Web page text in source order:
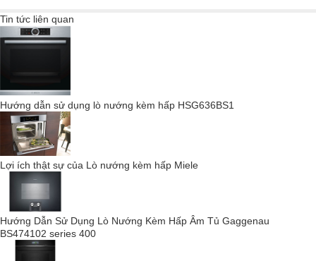
Tin tức liên quan
Hướng dẫn sử dụng lò nướng kèm hấp HSG636BS1
Lợi ích thật sự của Lò nướng kèm hấp Miele
Hướng Dẫn Sử Dụng Lò Nướng Kèm Hấp Âm Tủ Gaggenau
BS474102 series 400